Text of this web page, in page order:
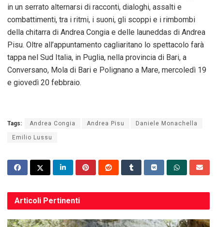
in un serrato alternarsi di racconti, dialoghi, assalti e
combattimenti, tra i ritmi, i suoni, gli scoppi e i rimbombi
della chitarra di Andrea Congia e delle launeddas di Andrea
Pisu. Oltre all’appuntamento cagliaritano lo spettacolo farà
tappa nel Sud Italia, in Puglia, nella provincia di Bari, a
Conversano, Mola di Bari e Polignano a Mare, mercoledì 19
e giovedì 20 febbraio.
Tags: Andrea Congia Andrea Pisu Daniele Monachella
Emilio Lussu
Articoli Pertinenti